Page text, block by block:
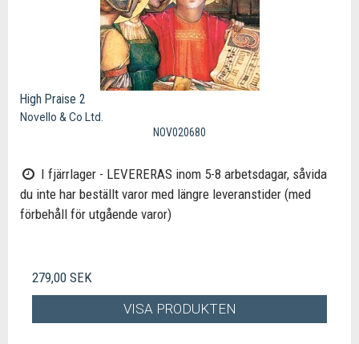
High Praise 2
Novello & Co Ltd.
NOV020680
I fjärrlager - LEVERERAS inom 5-8 arbetsdagar, såvida
du inte har beställt varor med längre leveranstider (med
förbehåll för utgående varor)
279,00 SEK
VISA PRODUKTEN